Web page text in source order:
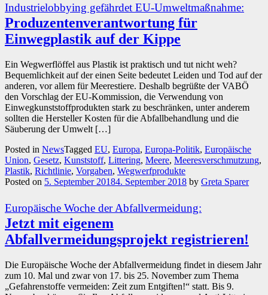
Industrielobbying gefährdet EU-Umweltmaßnahme:
Produzentenverantwortung für
Einwegplastik auf der Kippe
Ein Wegwerflöffel aus Plastik ist praktisch und tut nicht weh?
Bequemlichkeit auf der einen Seite bedeutet Leiden und Tod auf der
anderen, vor allem für Meerestiere. Deshalb begrüßte der VABÖ
den Vorschlag der EU-Kommission, die Verwendung von
Einwegkunststoffprodukten stark zu beschränken, unter anderem
sollten die Hersteller Kosten für die Abfallbehandlung und die
Säuberung der Umwelt […]
Posted in NewsTagged EU, Europa, Europa-Politik, Europäische
Union, Gesetz, Kunststoff, Littering, Meere, Meeresverschmutzung,
Plastik, Richtlinie, Vorgaben, Wegwerfprodukte
Posted on 5. September 20184. September 2018 by Greta Sparer
Europäische Woche der Abfallvermeidung:
Jetzt mit eigenem
Abfallvermeidungsprojekt registrieren!
Die Europäische Woche der Abfallvermeidung findet in diesem Jahr
zum 10. Mal und zwar von 17. bis 25. November zum Thema
„Gefahrenstoffe vermeiden: Zeit zum Entgiften!“ statt. Bis 9.